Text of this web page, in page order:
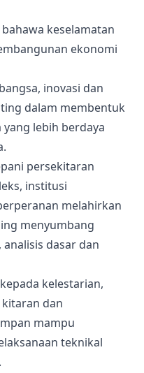
keselamatan
ekonomi
inovasi dan
dalam membentuk
yang lebih berdaya
persekitaran
institusi
melahirkan
menyumbang
dasar dan
kelestarian,
dan
mampu
teknikal